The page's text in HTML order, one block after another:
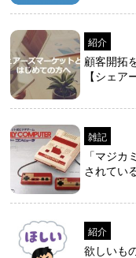
紹介
顧客開拓
【シェア
雑記
「マジカ
されてい
紹介
欲しいも